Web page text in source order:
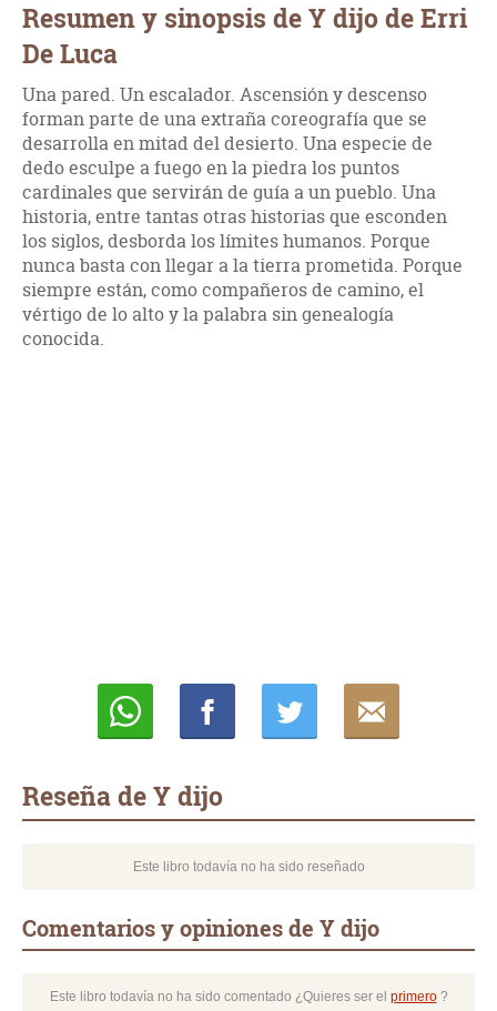
Resumen y sinopsis de Y dijo de Erri
De Luca
Una pared. Un escalador. Ascensión y descenso
forman parte de una extraña coreografía que se
desarrolla en mitad del desierto. Una especie de
dedo esculpe a fuego en la piedra los puntos
cardinales que servirán de guía a un pueblo. Una
historia, entre tantas otras historias que esconden
los siglos, desborda los límites humanos. Porque
nunca basta con llegar a la tierra prometida. Porque
siempre están, como compañeros de camino, el
vértigo de lo alto y la palabra sin genealogía
conocida.
Reseña de Y dijo
Este libro todavía no ha sido reseñado
Comentarios y opiniones de Y dijo
Este libro todavía no ha sido comentado ¿Quieres ser el primero?